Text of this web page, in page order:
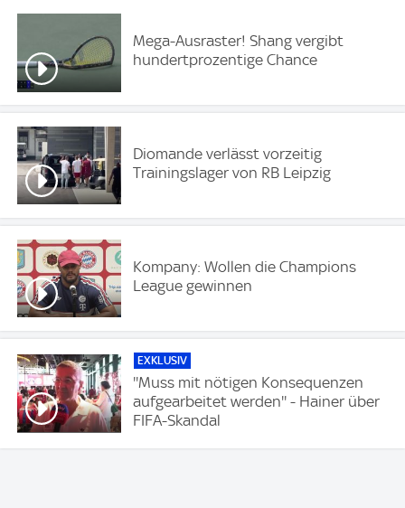
Mega-Ausraster! Shang vergibt
hundertprozentige Chance
Diomande verlässt vorzeitig
Trainingslager von RB Leipzig
Kompany: Wollen die Champions
League gewinnen
EXKLUSIV
''Muss mit nötigen Konsequenzen
aufgearbeitet werden'' - Hainer über
FIFA-Skandal